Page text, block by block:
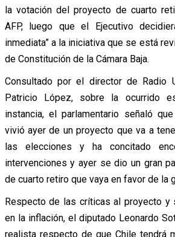
la votación del proyecto de cuarto
AFP, luego que el Ejecutivo
inmediata” a la iniciativa que se está
de Constitución de la Cámara Baja.
Consultado por el director de Radio
Patricio López, sobre la ocurrido
instancia, el parlamentario señaló
vivió ayer de un proyecto que va a
las elecciones y ha concitado
intervenciones y ayer se dio un gran
de cuarto retiro que vaya en favor de la
Respecto de las críticas al proyecto y
en la inflación, el diputado Leonardo
realista respecto de que Chile tendrá